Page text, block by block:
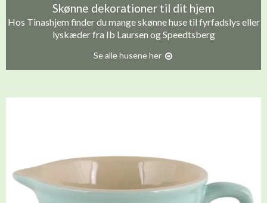
Skønne dekorationer til dit hjem
Hos Tinashjem finder du mange skønne huse til fyrfadslys eller
lyskæder fra Ib Laursen og Speedtsberg
Se alle husene her